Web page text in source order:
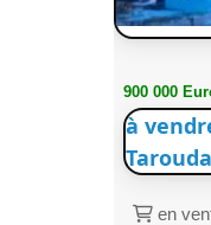
900 000
à
en